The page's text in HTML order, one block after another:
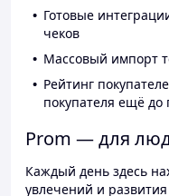
Готовые
чеков
Массовый импорт
Рейтинг
покупателя ещё до
Prom — для
Каждый день здесь
увлечений и